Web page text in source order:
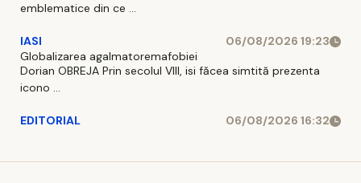
emblematice din ce ...
IASI
06/08/2026 19:23
Globalizarea agalmatoremafobiei
Dorian OBREJA Prin secolul VIII, isi făcea simtită prezenta
icono ...
EDITORIAL 06/08/2026 16:32